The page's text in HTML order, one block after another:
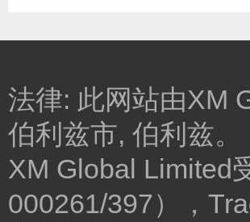
法律: 此网站由XM
伯利兹市, 伯利兹。
XM Global Limited
000261/397），